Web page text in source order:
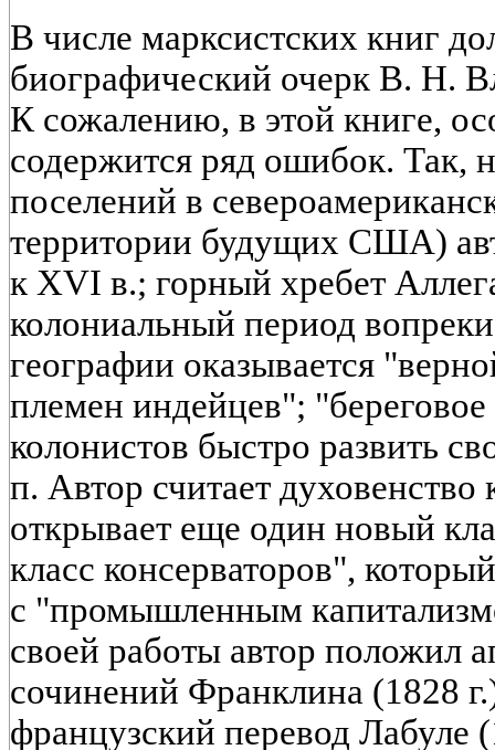
В числе марксистских книг
биографический очерк В. Н.
К сожалению, в этой книге,
содержится ряд ошибок. Так,
поселений в
территории будущих США)
к XVI в.; горный хребет
колониальный период
географии оказывается
племен индейцев";
колонистов быстро развить
п. Автор считает духовенство
открывает еще один новый
класс консерваторов",
с "промышленным
своей работы автор положил
сочинений Франклина (1828
французский перевод Лабуле